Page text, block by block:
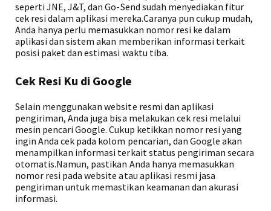
seperti JNE, J&T, dan Go-Send sudah menyediakan fitur
cek resi dalam aplikasi mereka.Caranya pun cukup mudah,
Anda hanya perlu memasukkan nomor resi ke dalam
aplikasi dan sistem akan memberikan informasi terkait
posisi paket dan estimasi waktu tiba.
Cek Resi Ku di Google
Selain menggunakan website resmi dan aplikasi
pengiriman, Anda juga bisa melakukan cek resi melalui
mesin pencari Google. Cukup ketikkan nomor resi yang
ingin Anda cek pada kolom pencarian, dan Google akan
menampilkan informasi terkait status pengiriman secara
otomatis.Namun, pastikan Anda hanya memasukkan
nomor resi pada website atau aplikasi resmi jasa
pengiriman untuk memastikan keamanan dan akurasi
informasi.